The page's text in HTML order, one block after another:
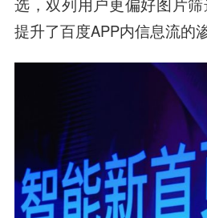
提升了百度APP内信息流的